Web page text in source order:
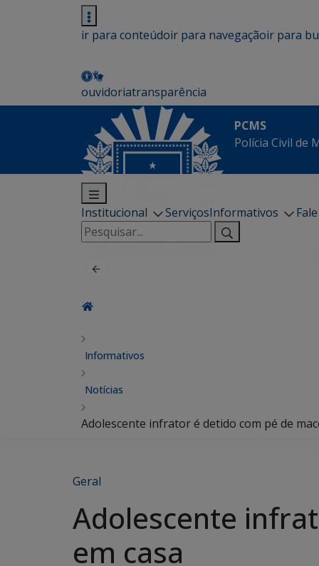
ir para conteúdoir para navegaçãoir para
ouvidoriatransparência
PCMS
Polícia Civil de
Institucional ServiçosInformativos
Pesquisar
por:
Informativos
Notícias
Adolescente infrator é detido com pé de
Geral
Adolescente
em casa